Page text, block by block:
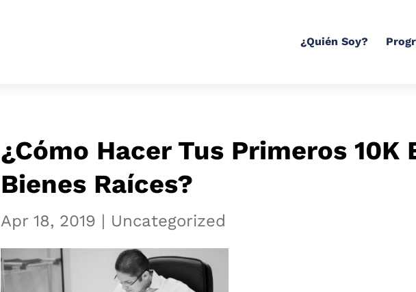
¿Quién Soy?
¿Cómo Hacer Tus Primeros 10K
Bienes Raíces?
Apr 18, 2019 | Uncategorized